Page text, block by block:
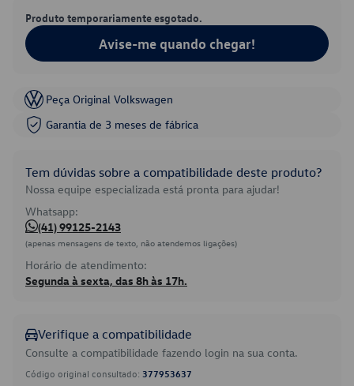
Produto temporariamente esgotado.
Avise-me quando chegar!
Peça Original Volkswagen
Garantia de 3 meses de fábrica
Tem dúvidas sobre a compatibilidade deste produto?
Nossa equipe especializada está pronta para ajudar!
Whatsapp:
(41) 99125-2143
(apenas mensagens de texto, não atendemos ligações)
Horário de atendimento:
Segunda à sexta, das 8h às 17h.
Verifique a compatibilidade
Consulte a compatibilidade fazendo login na sua conta.
Código original consultado: 377953637